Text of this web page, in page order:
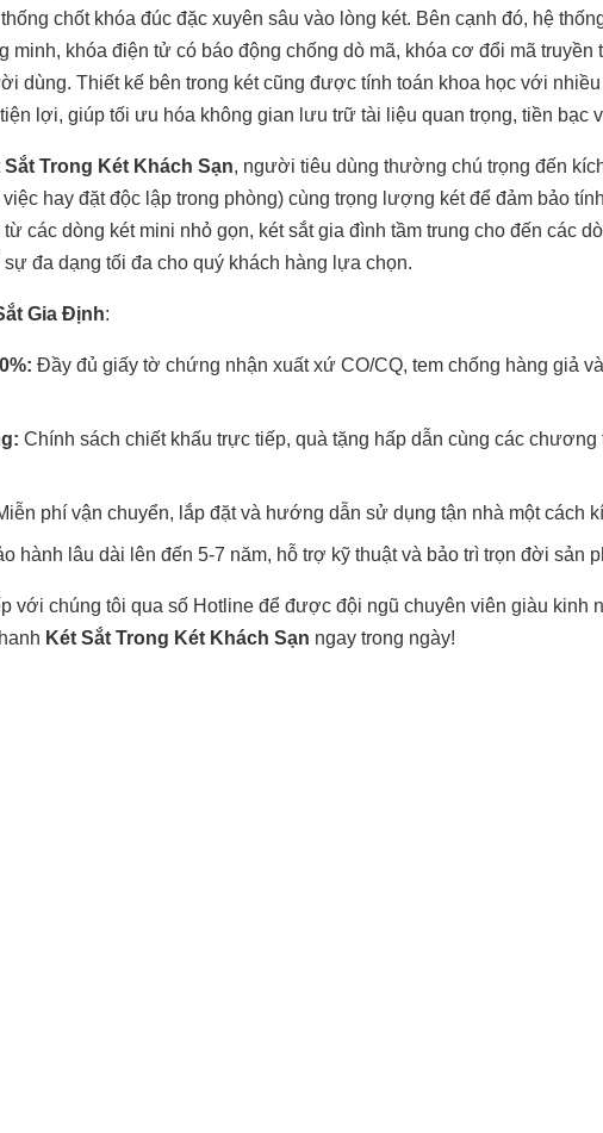
chốt khóa đúc đặc xuyên sâu vào lòng két. Bên cạnh đó, hệ
minh, khóa điện tử có báo động chống dò mã, khóa cơ đổi mã truyền
dùng. Thiết kế bên trong két cũng được tính toán khoa học với
lợi, giúp tối ưu hóa không gian lưu trữ tài liệu quan trọng, tiền bạc
Sắt Trong Két Khách Sạn, người tiêu dùng thường chú trọng đến
hay đặt độc lập trong phòng) cùng trọng lượng két để đảm bảo
các dòng két mini nhỏ gọn, két sắt gia đình tầm trung cho đến các
đa dạng tối đa cho quý khách hàng lựa chọn.
Gia Định:
Đầy đủ giấy tờ chứng nhận xuất xứ CO/CQ, tem chống hàng giả
Chính sách chiết khấu trực tiếp, quà tặng hấp dẫn cùng các
phí vận chuyển, lắp đặt và hướng dẫn sử dụng tận nhà một cách
hành lâu dài lên đến 5-7 năm, hỗ trợ kỹ thuật và bảo trì trọn đời sản
với chúng tôi qua số Hotline để được đội ngũ chuyên viên giàu kinh
Két Sắt Trong Két Khách Sạn ngay trong ngày!